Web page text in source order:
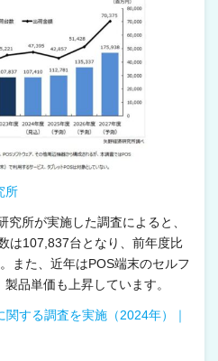
所
所が実施した調査によると、
は107,837台となり、前年度比
また、近年はPOS端末のセルフ
品単価も上昇しています。
関する調査を実施（2024年）｜